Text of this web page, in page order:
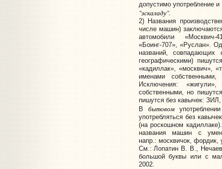
допустимо употребление
"эскаладу".
2) Названия
числе машин)
автомобили
«Боинг-707», «Руслан».
названий,
географическими)
«кадиллак», «москвич»,
именами
Исключения:
собственными, но
пишутся без кавычек:
В бытовом
употребляться без
(на роскошном
названия машин с
напр.: москвичок, фордик,
См.: Лопатин В. В.,
большой буквы или с
2002.